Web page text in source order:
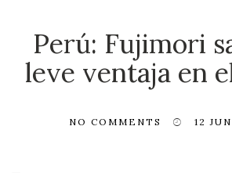
Perú: Fujimori
leve ventaja en
NO COMMENTS 12